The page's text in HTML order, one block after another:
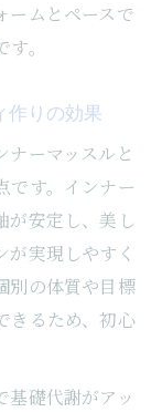
ームとペースで
。
作りの効果
ナーマッスルと
です。インナー
が安定し、美し
実現しやすく
別の体質や目標
きるため、初心
基礎代謝がアッ